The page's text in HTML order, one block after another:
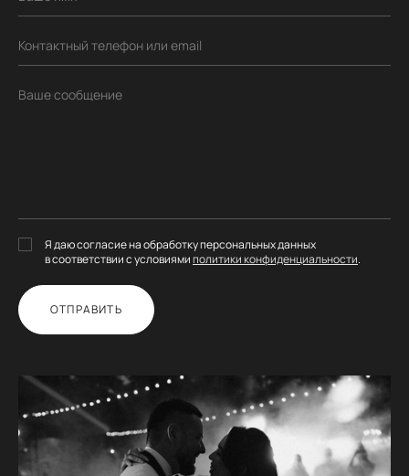
Я даю согласие на обработку персональных данных
в соответствии с условиямиполитики конфиденциальности.
ОТПРАВИТЬ